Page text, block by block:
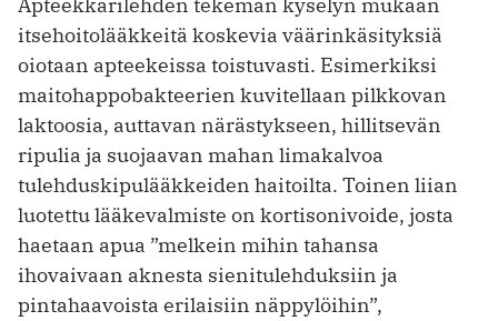
Apteekkarilehden tekemän kyselyn mukaan
itsehoitolääkkeitä koskevia väärinkäsityksiä
oiotaan apteekeissa toistuvasti. Esimerkiksi
maitohappobakteerien kuvitellaan pilkkovan
laktoosia, auttavan närästykseen, hillitsevän
ripulia ja suojaavan mahan limakalvoa
tulehduskipulääkkeiden haitoilta. Toinen liian
luotettu lääkevalmiste on kortisonivoide, josta
haetaan apua ”melkein mihin tahansa
ihovaivaan aknesta sienitulehduksiin ja
pintahaavoista erilaisiin näppylöihin”,